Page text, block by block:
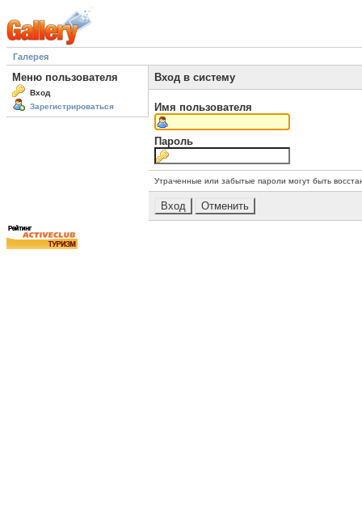
Галерея
Меню пользователя
Вход
Зарегистрироваться
Вход в систему
Имя пользователя
Пароль
Утраченные или забытые пароли могут быть